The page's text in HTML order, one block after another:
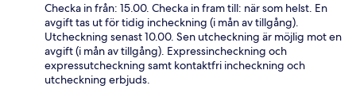
Checka in från: 15.00. Checka in fram till: när som helst. En
avgift tas ut för tidig incheckning (i mån av tillgång).
Utcheckning senast 10.00. Sen utcheckning är möjlig mot en
avgift (i mån av tillgång). Expressincheckning och
expressutcheckning samt kontaktfri incheckning och
utcheckning erbjuds.